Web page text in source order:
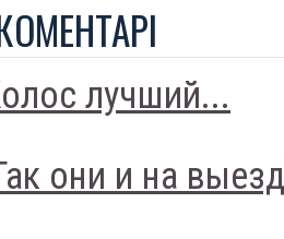
лучший...
они и на